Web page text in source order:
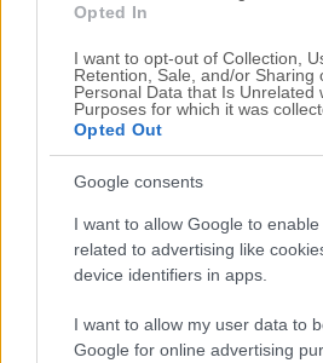
Opted In
I want to opt-out of Collection,
Retention, Sale, and/or Sharing
Personal Data that Is Unrelated
Purposes for which it was
Opted Out
Google consents
I want to allow Google to
related to advertising like
device identifiers in apps.
I want to allow my user data to
Google for online advertising